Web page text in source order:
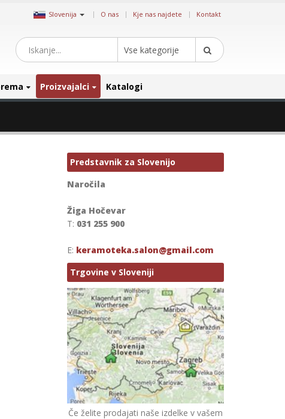
Slovenija | O nas Kje nas najdete Kontakt
Vse kategorije
Proizvajalci Katalogi
Predstavnik za Slovenijo
Naročila
Žiga Hočevar
T: 031 255 900
E: keramoteka.salon@gmail.com
Trgovine v Sloveniji
Če želite prodajati naše izdelke v vašem